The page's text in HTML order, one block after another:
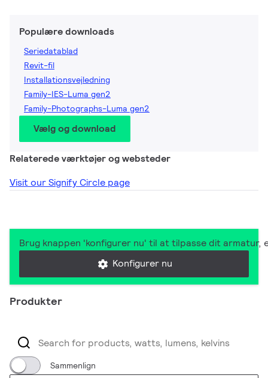
Populære downloads
Seriedatablad
Revit-fil
Installationsvejledning
Family-IES-Luma gen2
Family-Photographs-Luma gen2
Vælg og download
Relaterede værktøjer og websteder
Visit our Signify Circle page
Brug knappen 'konfigurer nu' til at tilpasse dit
Konfigurer nu
Produkter
Sammenlign